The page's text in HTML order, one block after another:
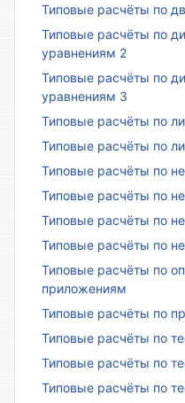
Типовые расчёты по
Типовые расчёты по
уравнениям 2
Типовые расчёты по
уравнениям 3
Типовые расчёты по
Типовые расчёты по
Типовые расчёты по
Типовые расчёты по
Типовые расчёты по
Типовые расчёты по
Типовые расчёты по
приложениям
Типовые расчёты по
Типовые расчёты по
Типовые расчёты по
Типовые расчёты по